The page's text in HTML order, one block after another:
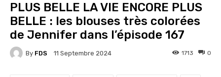
PLUS BELLE LA VIE ENCORE PLUS
BELLE : les blouses très colorées
de Jennifer dans l’épisode 167
By FDS 11 Septembre 2024 0
1713